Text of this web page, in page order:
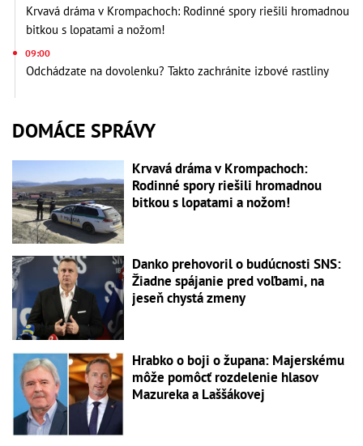
Krvavá dráma v Krompachoch: Rodinné spory riešili hromadnou
bitkou s lopatami a nožom!
09:00
Odchádzate na dovolenku? Takto zachránite izbové rastliny
DOMÁCE SPRÁVY
Krvavá dráma v Krompachoch:
Rodinné spory riešili hromadnou
bitkou s lopatami a nožom!
Danko prehovoril o budúcnosti SNS:
Žiadne spájanie pred voľbami, na
jeseň chystá zmeny
Hrabko o boji o župana: Majerskému
môže pomôcť rozdelenie hlasov
Mazureka a Laššákovej